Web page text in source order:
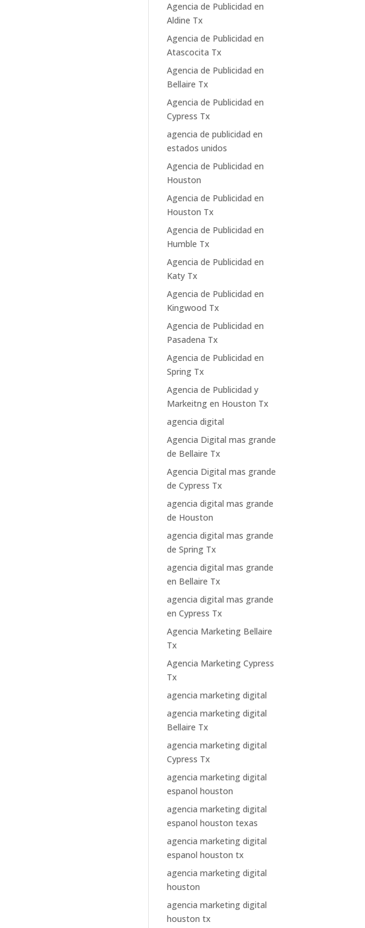
Agencia de Publicidad en
Aldine Tx
Agencia de Publicidad en
Atascocita Tx
Agencia de Publicidad en
Bellaire Tx
Agencia de Publicidad en
Cypress Tx
agencia de publicidad en
estados unidos
Agencia de Publicidad en
Houston
Agencia de Publicidad en
Houston Tx
Agencia de Publicidad en
Humble Tx
Agencia de Publicidad en
Katy Tx
Agencia de Publicidad en
Kingwood Tx
Agencia de Publicidad en
Pasadena Tx
Agencia de Publicidad en
Spring Tx
Agencia de Publicidad y
Markeitng en Houston Tx
agencia digital
Agencia Digital mas grande
de Bellaire Tx
Agencia Digital mas grande
de Cypress Tx
agencia digital mas grande
de Houston
agencia digital mas grande
de Spring Tx
agencia digital mas grande
en Bellaire Tx
agencia digital mas grande
en Cypress Tx
Agencia Marketing Bellaire
Tx
Agencia Marketing Cypress
Tx
agencia marketing digital
agencia marketing digital
Bellaire Tx
agencia marketing digital
Cypress Tx
agencia marketing digital
espanol houston
agencia marketing digital
espanol houston texas
agencia marketing digital
espanol houston tx
agencia marketing digital
houston
agencia marketing digital
houston tx